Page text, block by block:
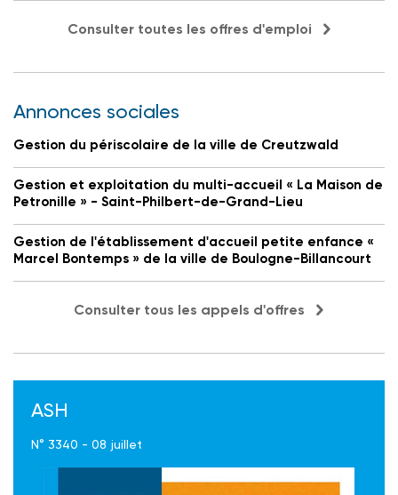
Consulter toutes les offres d'emploi
Annonces sociales
Gestion du périscolaire de la ville de Creutzwald
Gestion et exploitation du multi-accueil « La Maison de
Petronille » - Saint-Philbert-de-Grand-Lieu
Gestion de l'établissement d'accueil petite enfance «
Marcel Bontemps » de la ville de Boulogne-Billancourt
Consulter tous les appels d'offres
ASH
N° 3340 - 08 juillet